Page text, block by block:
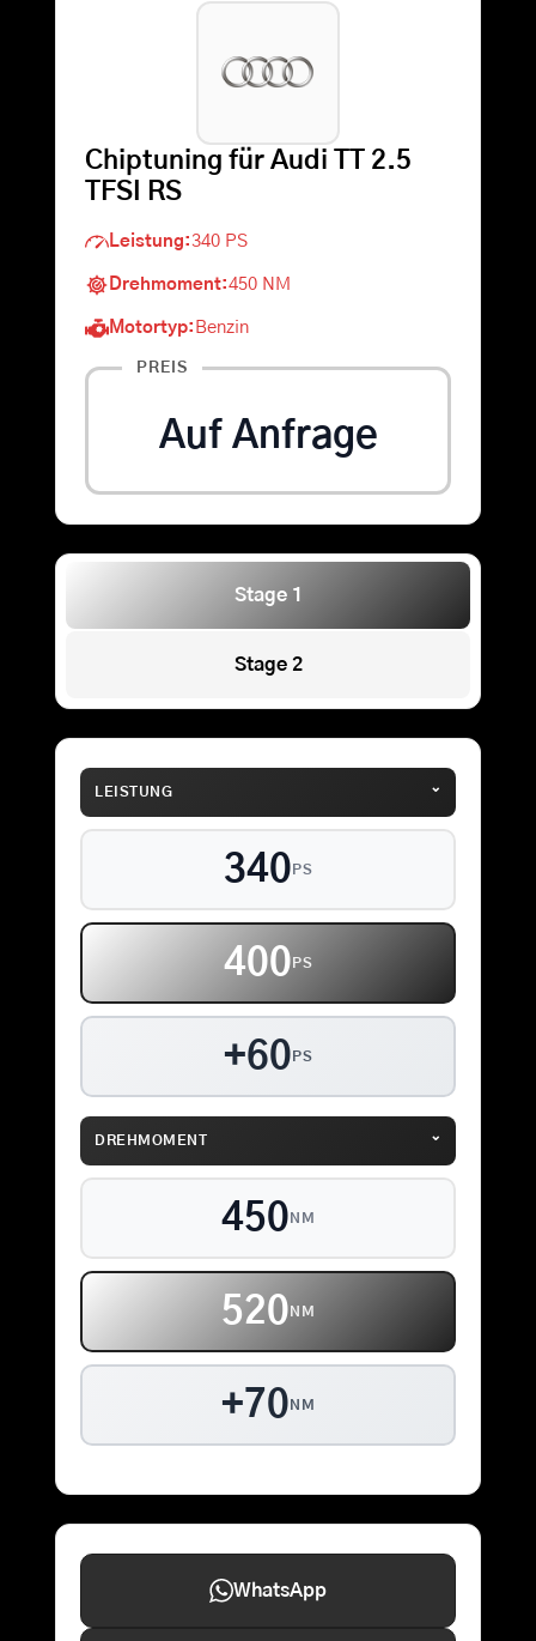
Warenkorb
Chiptuning für Audi TT 2.5
TFSI RS
Leistung:340 PS
Drehmoment:450 NM
Motortyp: Benzin
PREIS
Auf Anfrage
Stage 1
Stage 2
LEISTUNG ⌄
340 PS
400 PS
+60 PS
DREHMOMENT ⌄
450 NM
520 NM
+70 NM
WhatsApp